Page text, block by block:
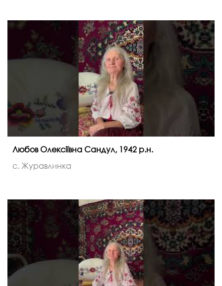
Любов Олексіївна Сандул, 1942 р.н.
с. Журавлинка